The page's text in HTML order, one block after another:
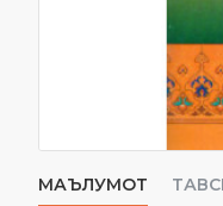
МАЪЛУМОТ